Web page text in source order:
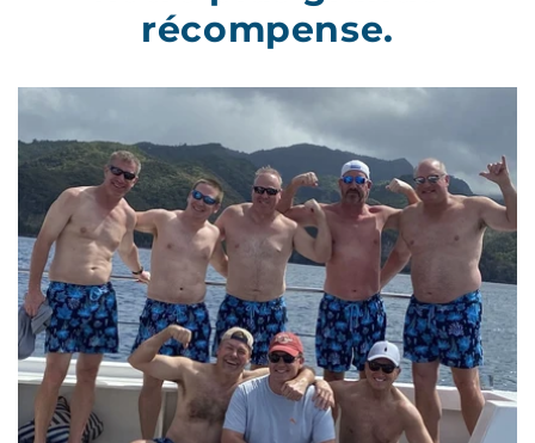
récompense.